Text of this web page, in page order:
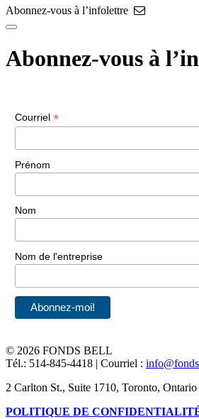
Abonnez-vous à l’infolettre
Abonnez-vous à
Courriel *
Prénom
Nom
Nom de l'entreprise
© 2026 FONDS BELL
Tél.: 514-845-4418 | Courriel :
2 Carlton St., Suite 1710, Toronto,
POLITIQUE DE